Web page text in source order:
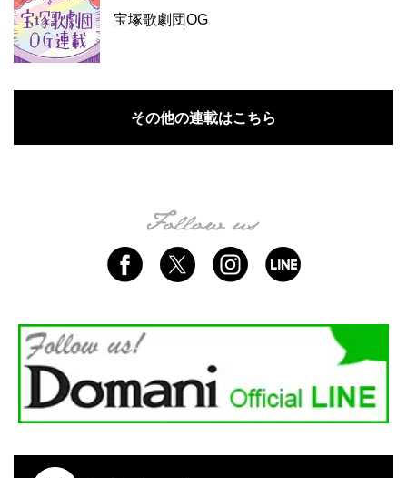
宝塚歌劇団OG
その他の連載はこちら